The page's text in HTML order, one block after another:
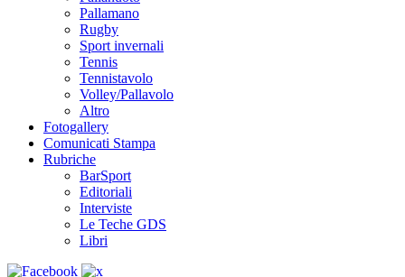
Pallamano
Rugby
Sport invernali
Tennis
Tennistavolo
Volley/Pallavolo
Altro
Fotogallery
Comunicati Stampa
Rubriche
BarSport
Editoriali
Interviste
Le Teche GDS
Libri